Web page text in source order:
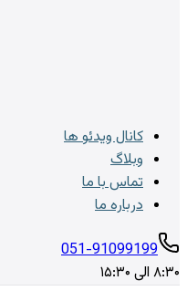
کانال ویدئو ها
وبلاگ
تماس با ما
درباره ما
051-91099199
۸:۳۰ الی ۱۵:۳۰